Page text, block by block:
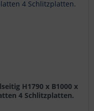
H1790 x B1000 x
4 Schlitzplatten.